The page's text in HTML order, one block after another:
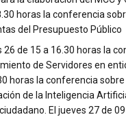
horas la conferencia
del Presupuesto Público
26 de 15 a 16.30 horas la
de Servidores en
horas la conferencia
de la Inteligencia
El jueves 27 de 09